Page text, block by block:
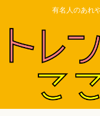
有名人のあれ